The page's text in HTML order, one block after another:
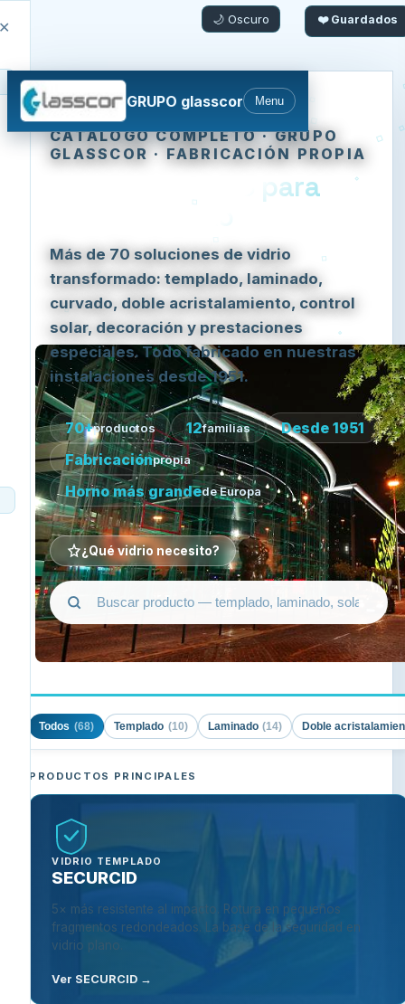
GRUPO glasscor Menu
Inicio›Catálogo de productos
CATÁLOGO COMPLETO · GRUPO
GLASSCOR · FABRICACIÓN PROPIA
Vidrio avanzado para
cada proyecto
Más de 70 soluciones de vidrio
transformado: templado, laminado,
curvado, doble acristalamiento, control
solar, decoración y prestaciones
especiales. Todo fabricado en nuestras
instalaciones desde 1951.
70+productos 12familias
Desde 1951
Fabricaciónpropia
Horno más grandede Europa
¿Qué vidrio necesito?
Todos (68) Templado (10) Laminado (14) Doble
PRODUCTOS PRINCIPALES
VIDRIO TEMPLADO
SECURCID
5× más resistente al impacto. Rotura en pequeños
fragmentos redondeados. La base de la seguridad en
vidrio plano.
Ver SECURCID →
❤️ Guardados
🌙 Oscuro